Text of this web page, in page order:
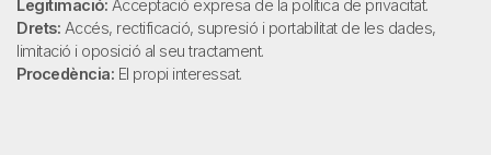
Legitimació: Acceptació expresa de la política de privacitat.
Drets: Accés, rectificació, supresió i portabilitat de les dades,
limitació i oposició al seu tractament.
Procedència: El propi interessat.